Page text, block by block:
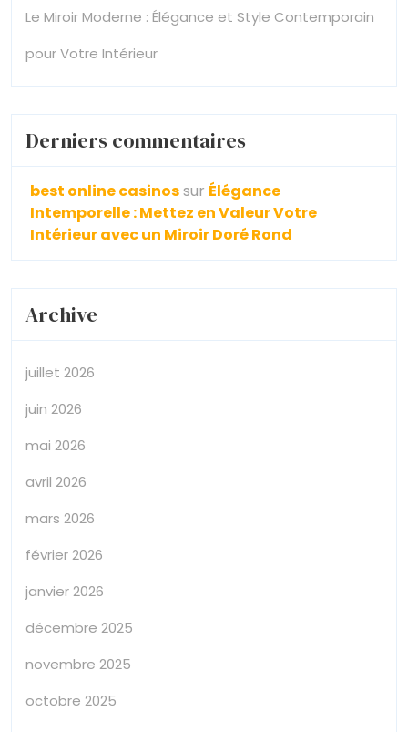
Le Miroir Moderne : Élégance et Style Contemporain
pour Votre Intérieur
Derniers commentaires
best online casinossur Élégance
Intemporelle : Mettez en Valeur Votre
Intérieur avec un Miroir Doré Rond
Archive
juillet 2026
juin 2026
mai 2026
avril 2026
mars 2026
février 2026
janvier 2026
décembre 2025
novembre 2025
octobre 2025